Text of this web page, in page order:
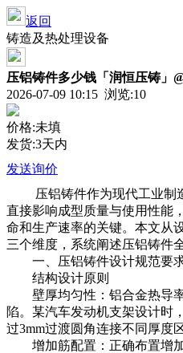
返回
铸造及热处理设备
压铝铸件多少钱「润恒压铸」
2026-07-09 10:15 浏览:10
价格:未填
发货:3天内
发送询价
压铝铸件作为现代工业制
直接影响成型质量与使用性能
命和生产速率的关键。本文从
三个维度，系统阐述压铝铸件
一、压铝铸件设计规范要
结构设计原则
壁厚均匀性：铝合金热导率
陷。某汽车发动机支架设计时
过3mm过渡圆角连接不同厚度
增加筋配置：正确布置增加